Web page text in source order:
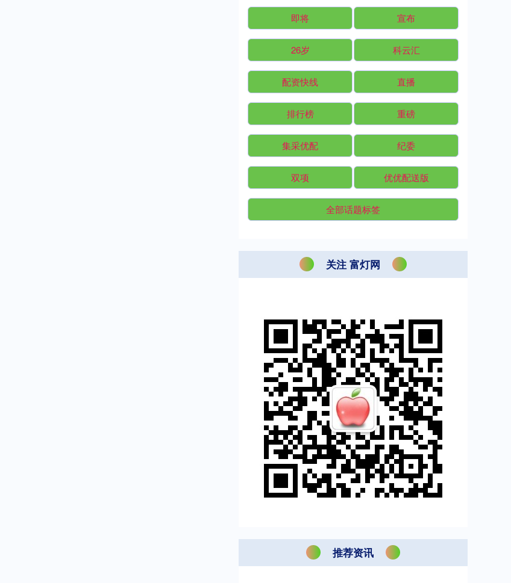
即将 宣布
26岁 科云汇
配资快线 直播
排行榜 重磅
集采优配 纪委
双项 优优配送版
全部话题标签
关注 富灯网
推荐资讯